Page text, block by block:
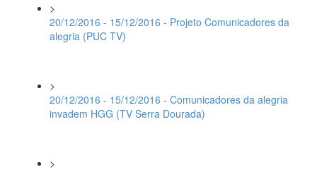
>
20/12/2016 - 15/12/2016 - Projeto Comunicadores da
alegria (PUC TV)
>
20/12/2016 - 15/12/2016 - Comunicadores da alegria
invadem HGG (TV Serra Dourada)
>